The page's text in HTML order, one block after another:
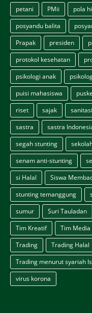
petani
PMii pola
posyandu balita
Prapak
presiden
protokol kesehatan
psikologi anak
puisi mahasiswa
riset
sajak
sastra
sastra
segah stunting
senam anti-stunting
si Halal
Siswa
stunting temanggung
sumur
Suri Tauladan
Tim Kreatif
Tim Media
Trading
Trading Halal
Trading menurut syariah
virus korona